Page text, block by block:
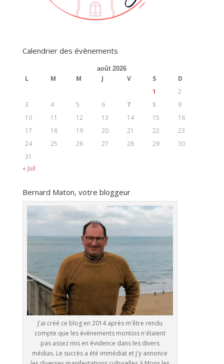
Calendrier des évènements
août 2026
L M M J V S
D
1
2
3
4 5 6 7 8
9
10
11 12 13 14 15
16
17
18 19 20 21 22
23
24
25 26 27 28 29
30
31
« Juil
Bernard Maton, votre bloggeur
J'ai créé ce blog en 2014 après m'être rendu
compte que les évènements montois n'étaient
pas assez mis en évidence dans les divers
médias. Le succès a été immédiat et j'y annonce